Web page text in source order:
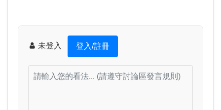
未登入 登入/註冊